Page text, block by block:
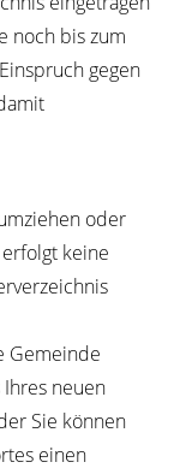
noch bis zum
gegen
oder
keine
Gemeinde
neuen
Sie können
einen